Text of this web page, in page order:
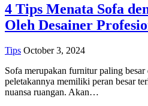
4 Tips Menata Sofa
Oleh Desainer
Tips October 3, 2024
Sofa merupakan furnitur paling
peletakannya memiliki peran besar
nuansa ruangan. Akan…